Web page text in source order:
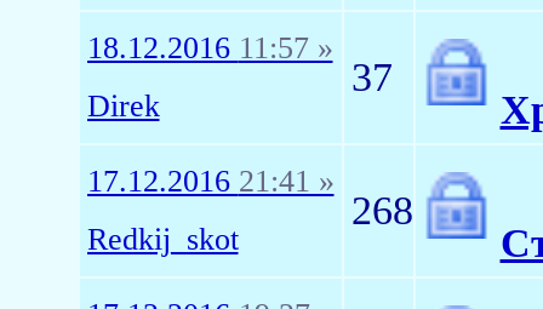
18.12.2016 11:57 »
Direk
37
17.12.2016 21:41 »
Redkij_skot
268